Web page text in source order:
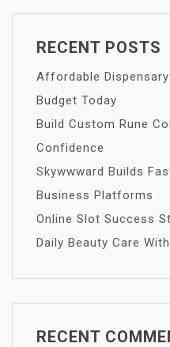
RECENT POSTS
Affordable
Budget Today
Build Custom Rune
Confidence
Skywwward Builds
Business Platforms
Online Slot Success
Daily Beauty Care
RECENT